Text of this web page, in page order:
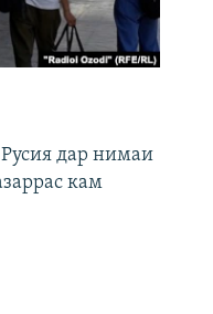
дар нимаи
кам